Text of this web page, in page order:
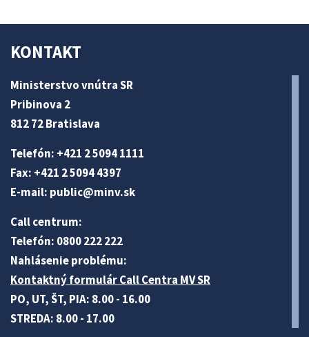
KONTAKT
Ministerstvo vnútra SR
Pribinova 2
812 72 Bratislava
Telefón: +421 2 5094 1111
Fax: +421 2 5094 4397
E-mail: public@minv.sk
Call centrum:
Telefón: 0800 222 222
Nahlásenie problému:
Kontaktný formulár Call Centra MV SR
PO, UT, ŠT, PIA: 8.00 - 16.00
STREDA: 8.00 - 17.00